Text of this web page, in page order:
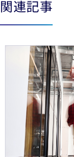
See more See less
関連記事